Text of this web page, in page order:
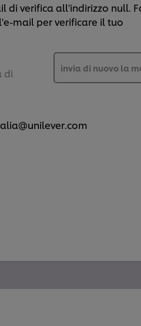
di verifica all'indirizzo null.
mail per verificare il tuo
di
invia di nuovo la